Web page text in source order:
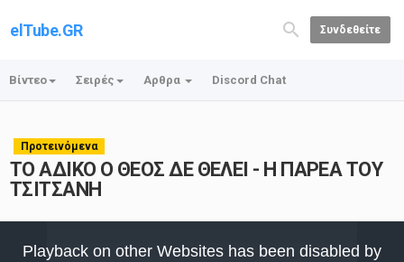
elTube.GR Συνδεθείτε
Βίντεο Σειρές Αρθρα Discord Chat
Προτεινόμενα
ΤΟ ΑΔΙΚΟ Ο ΘΕΟΣ ΔΕ ΘΕΛΕΙ - Η ΠΑΡΕΑ ΤΟΥ
ΤΣΙΤΣΑΝΗ
Playback on other Websites has been disabled by